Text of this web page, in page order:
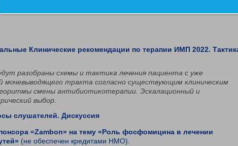
(семейная медицина), урология
Клинические рекомендации по терапии ИМП 2022.
разобраны схемы и тактика лечения пациента с уже
мочевыводящего тракта согласно существующим клиническим
смены антибиотикотерапии. Эскалационный и
выбор.
слушателей. Дискуссия
«Zambon» на тему «Роль фосфомицина в лечении
(не обеспечен кредитами НМО).